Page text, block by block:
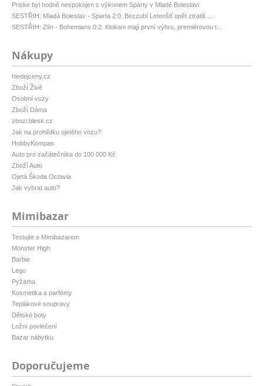
Priske byl hodně nespokojen s výkonem Sparty v Mladé Boleslavi
SESTŘIH: Mladá Boleslav - Sparta 2:0. Bezzubí Letenští opět ztratili. ...
SESTŘIH: Zlín - Bohemians 0:2. Klokani mají první výhru, premiérovou t...
Nákupy
hledejceny.cz
Zboží Živě
Osobní vozy
Zboží Dáma
zbozi.blesk.cz
Jak na prohlídku ojetého vozu?
HobbyKompas
Auto pro začátečníka do 100 000 Kč
Zboží Auto
Ojetá Škoda Octavia
Jak vybrat auto?
Mimibazar
Testujte s Mimibazarem
Monster High
Barbie
Lego
Pyžama
Kosmetika a parfémy
Teplákové soupravy
Dětské boty
Ložní povlečení
Bazar nábytku
Doporučujeme